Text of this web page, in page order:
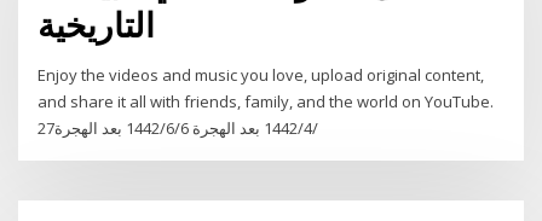
التاريخية
Enjoy the videos and music you love, upload original content,
and share it all with friends, family, and the world on YouTube.
27‏‏/4‏‏/1442 بعد الهجرة 6‏‏/6‏‏/1442 بعد الهجرة